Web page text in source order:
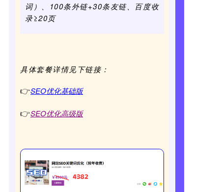
词）、100条外链+30条友链、百度收
录≥20页
具体套餐详情见下链接：
👉SEO优化基础版
👉SEO优化高级版